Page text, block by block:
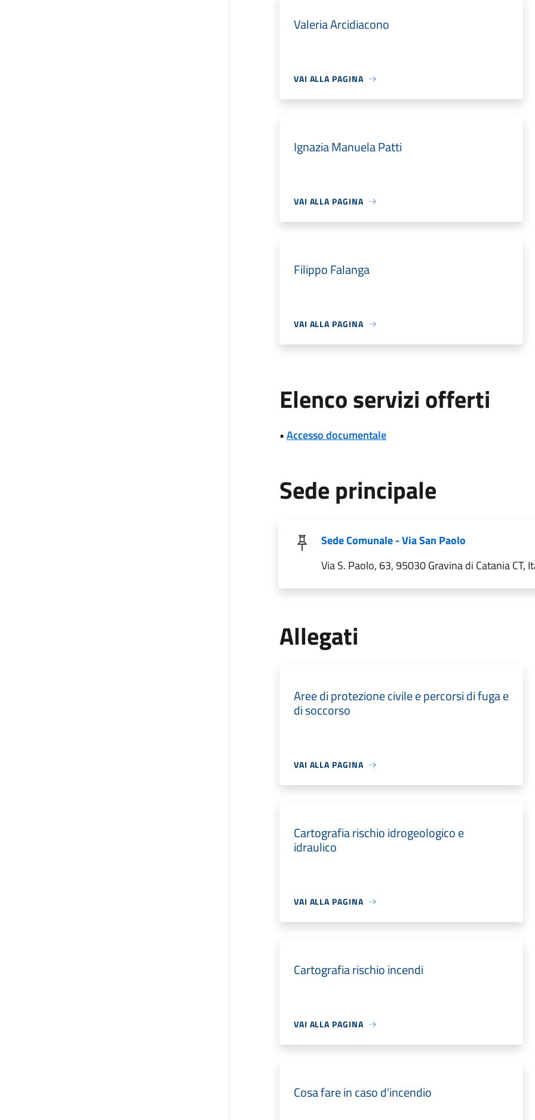
Valeria Arcidiacono
VAI ALLA PAGINA
Ignazia Manuela Patti
VAI ALLA PAGINA
Filippo Falanga
VAI ALLA PAGINA
Elenco servizi offerti
•Accesso documentale
Sede principale
Sede Comunale - Via San Paolo
Via S. Paolo, 63, 95030 Gravina di Catania CT,
Allegati
Aree di protezione civile e percorsi di fuga e
di soccorso
VAI ALLA PAGINA
Cartografia rischio idrogeologico e
idraulico
VAI ALLA PAGINA
Cartografia rischio incendi
VAI ALLA PAGINA
Cosa fare in caso d'incendio